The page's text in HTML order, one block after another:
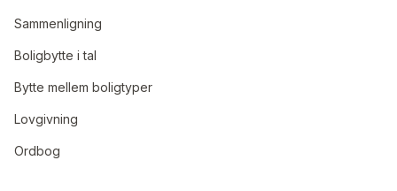
Sammenligning
Boligbytte i tal
Bytte mellem boligtyper
Lovgivning
Ordbog